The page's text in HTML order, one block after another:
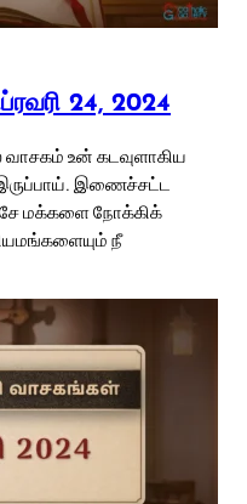
24, 2024
உன் கடவுளாகிய
இணைச்சட்ட
மக்களை நோக்கிக்
நீ